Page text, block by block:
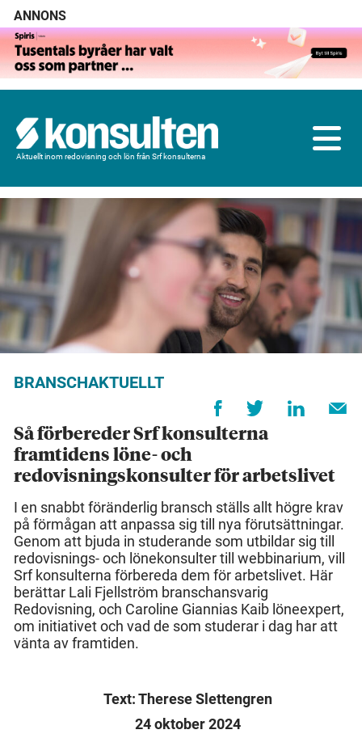
ANNONS
Aktuellt inom redovisning och lön från Srf konsulterna
BRANSCHAKTUELLT
Så förbereder Srf konsulterna
framtidens löne- och
redovisningskonsulter för arbetslivet
I en snabbt föränderlig bransch ställs allt högre krav
på förmågan att anpassa sig till nya förutsättningar.
Genom att bjuda in studerande som utbildar sig till
redovisnings- och lönekonsulter till webbinarium, vill
Srf konsulterna förbereda dem för arbetslivet. Här
berättar Lali Fjellström branschansvarig
Redovisning, och Caroline Giannias Kaib löneexpert,
om initiativet och vad de som studerar i dag har att
vänta av framtiden.
Text: Therese Slettengren
24 oktober 2024